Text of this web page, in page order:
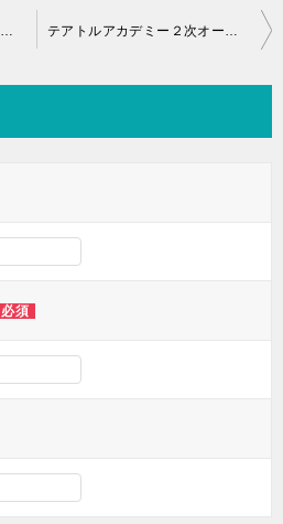
赤ちゃんはなぜ、体が柔らかく怪我しにくいのか(´∀｀*) テアトルアカデミー２次オーディション（赤ちゃんモデル部門）に参加したときの感想
必須